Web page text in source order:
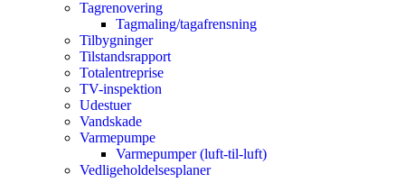
Tagrenovering
Tagmaling/tagafrensning
Tilbygninger
Tilstandsrapport
Totalentreprise
TV-inspektion
Udestuer
Vandskade
Varmepumpe
Varmepumper (luft-til-luft)
Vedligeholdelsesplaner